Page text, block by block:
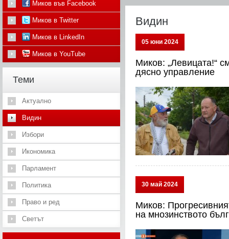
Видин
05 юни 2024
Миков: „Левицата!“
дясно управление
30 май 2024
Миков:
на мнозинството
Миков във Facebook
Миков в Twitter
Миков в LinkedIn
Миков в YouTube
Теми
Актуално
Видин
Избори
Икономика
Парламент
Политика
Право и ред
Светът